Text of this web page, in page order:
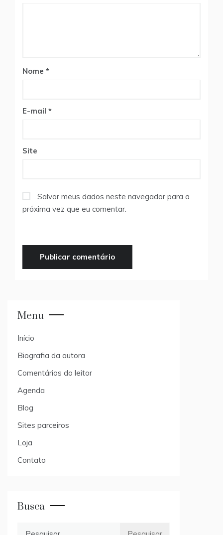
Nome *
E-mail *
Site
Salvar meus dados neste navegador para a
próxima vez que eu comentar.
Menu
Início
Biografia da autora
Comentários do leitor
Agenda
Blog
Sites parceiros
Loja
Contato
Busca